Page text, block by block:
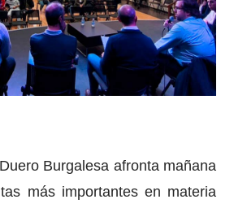
Burgalesa afronta mañana
más importantes en materia